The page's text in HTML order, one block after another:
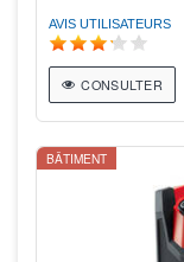
AVIS UTILISATEURS
CONSULTER
BÂTIMENT